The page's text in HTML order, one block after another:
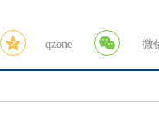
qzone 微